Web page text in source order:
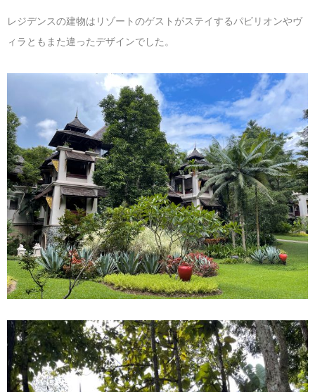
レジデンスの建物はリゾートのゲストがステイするパビリオンやヴ
ィラともまた違ったデザインでした。